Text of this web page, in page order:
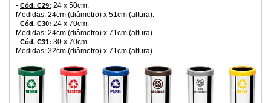
- Cód. C29: 24 x 50cm.
Medidas: 24cm (diâmetro) x 51cm (altura).
- Cód. C30: 24 x 70cm.
Medidas: 24cm (diâmetro) x 71cm (altura).
- Cód. C31: 30 x 70cm.
Medidas: 32cm (diâmetro) x 71cm (altura).